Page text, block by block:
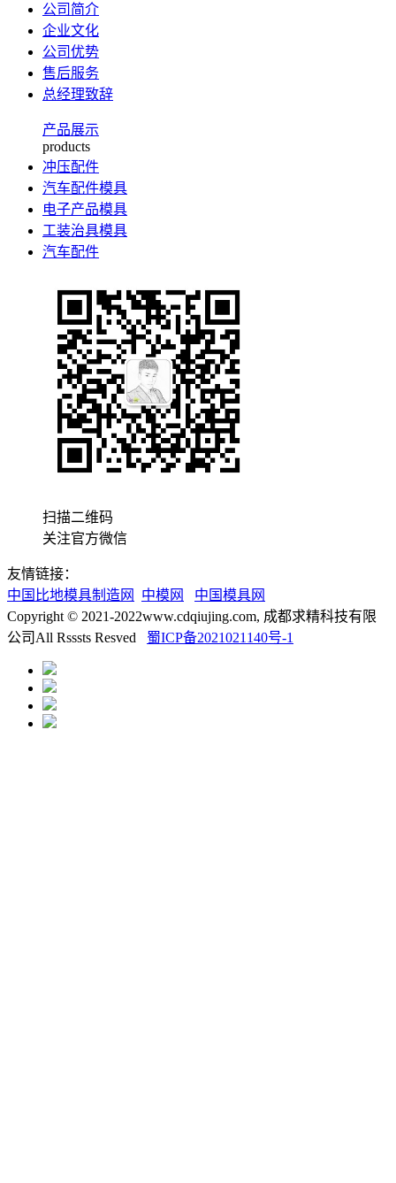
公司简介
企业文化
公司优势
售后服务
总经理致辞
产品展示
products
冲压配件
汽车配件模具
电子产品模具
工装治具模具
汽车配件
扫描二维码
关注官方微信
友情链接：
中国比地模具制造网
中模网
中国模具网
Copyright © 2021-2022www.cdqiujing.com, 成都求精科技有限
公司All Rsssts Resved 蜀ICP备2021021140号-1